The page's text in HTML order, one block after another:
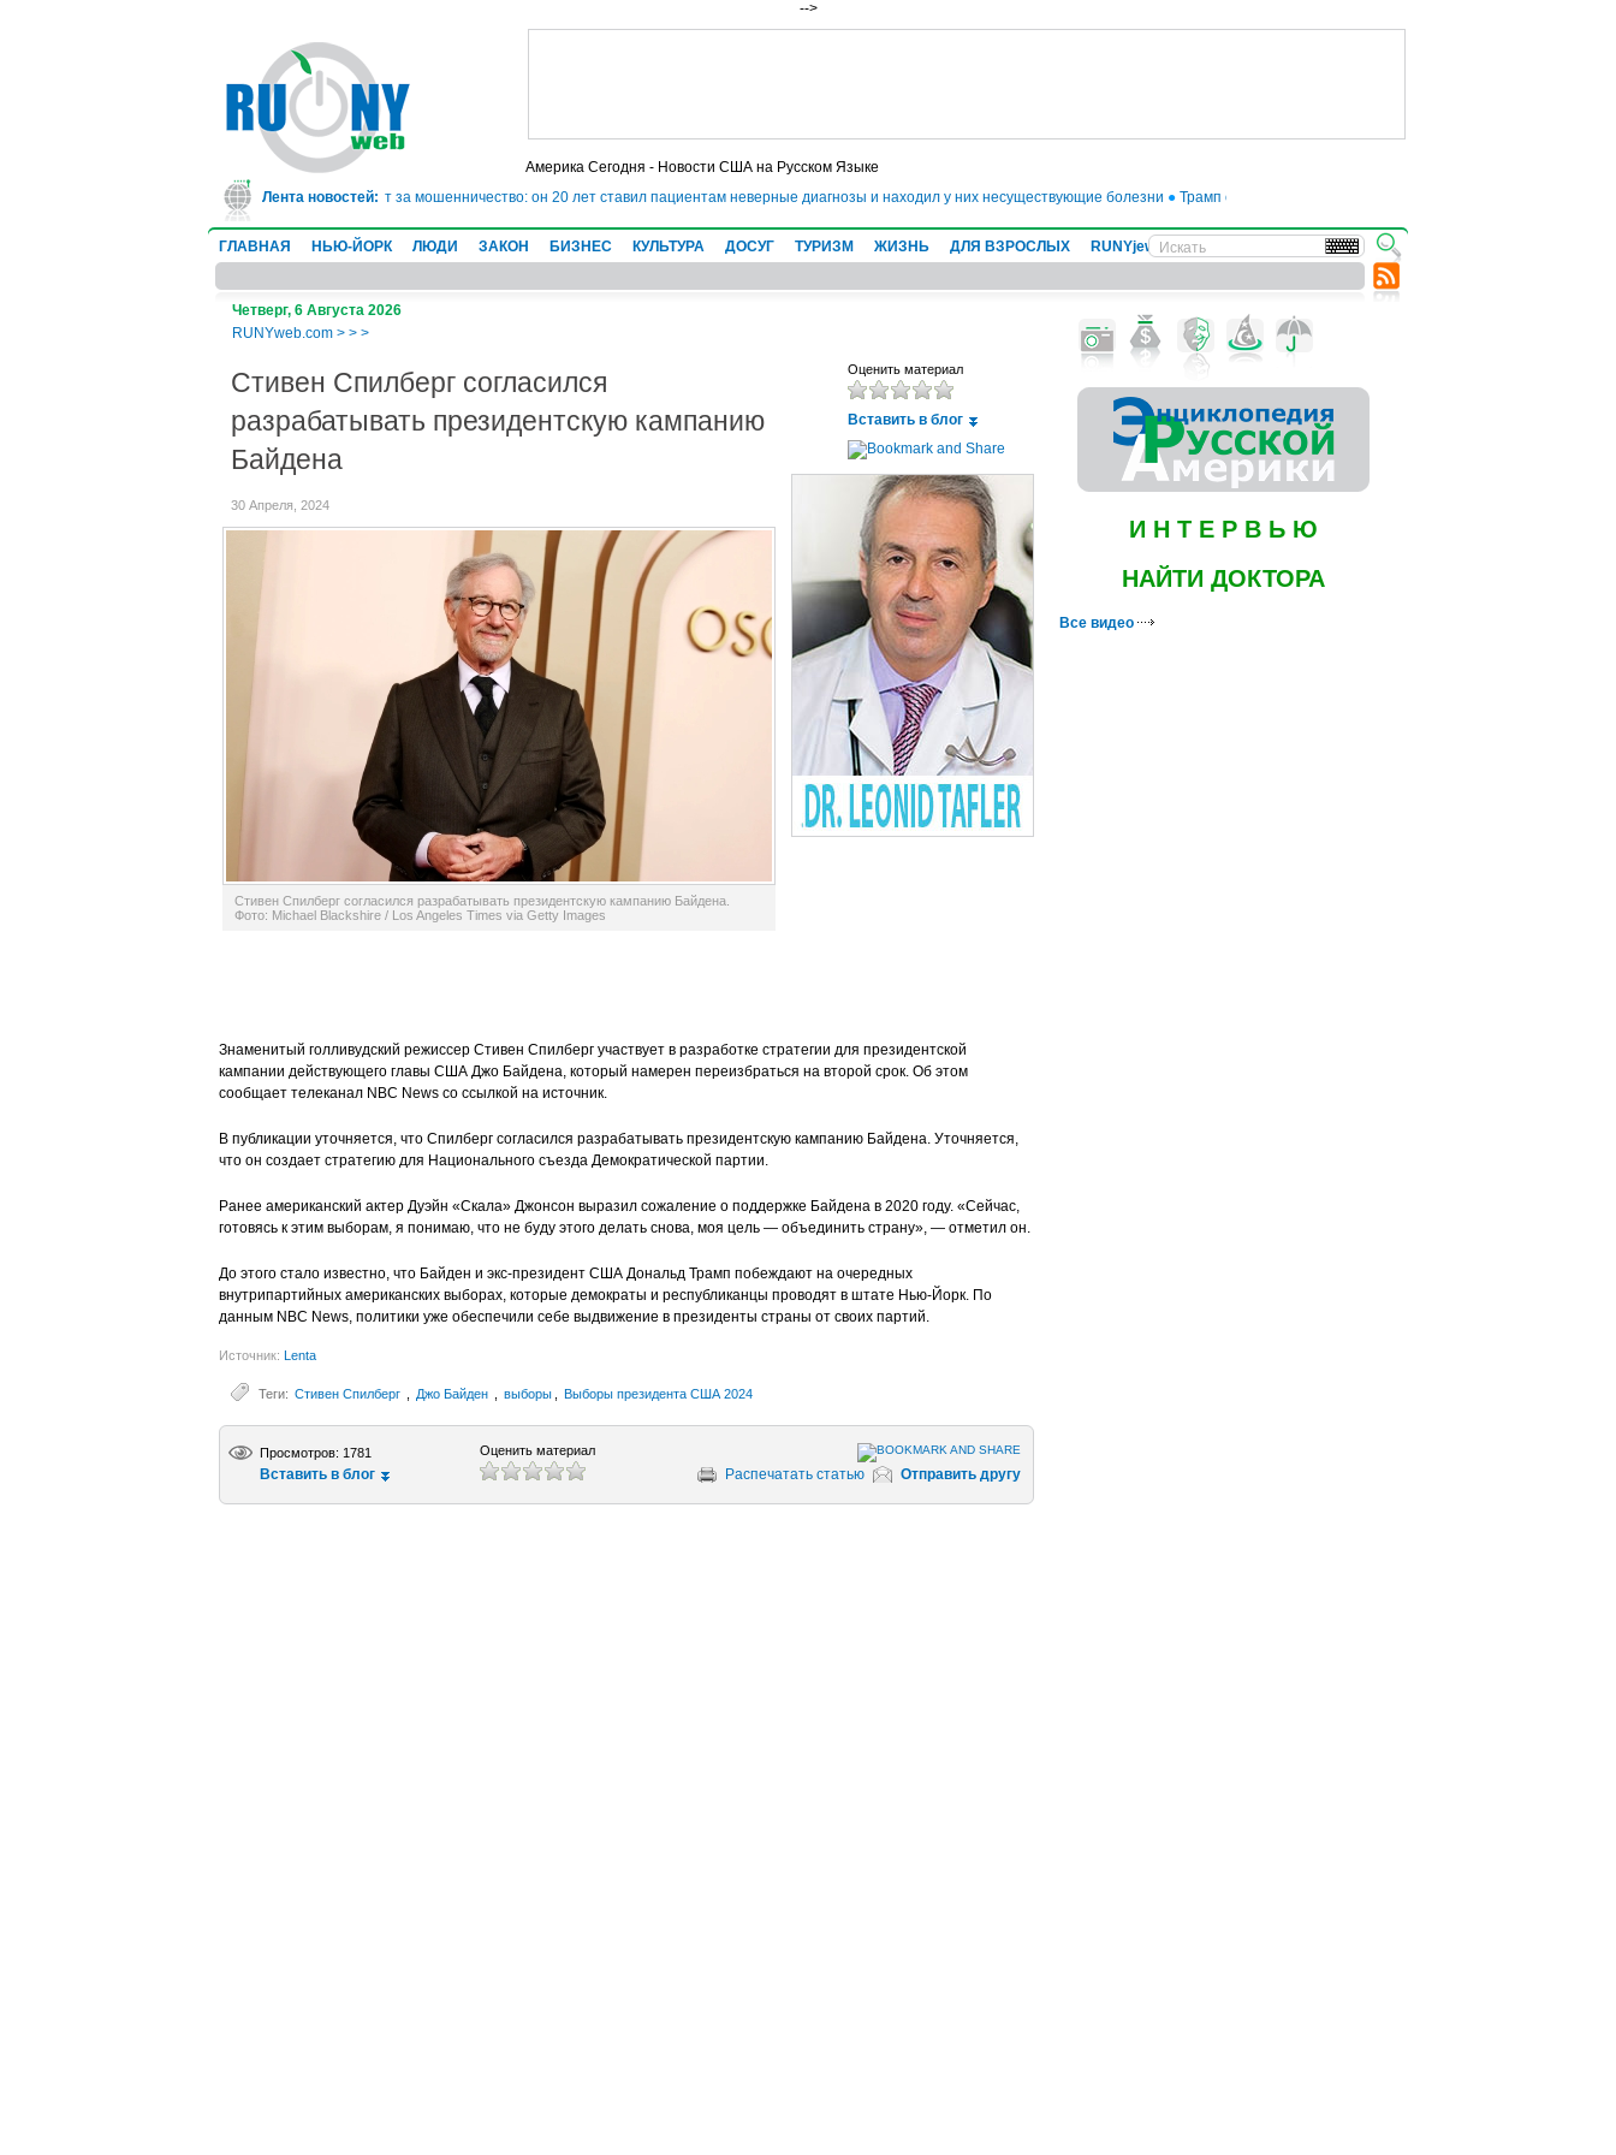
-->
Америка Сегодня - Новости США на Русском Языке
Лента новостей:
В Техасе врач-ревматолог сядет в тюрьму на 10 лет за мошенничество: он 20 лет ставил пациентам неверные диагнозы и находил у них несуществующие болезни● Трамп отложил введение 50-процентных пошлин на товары из
ГЛАВНАЯ НЬЮ-ЙОРК ЛЮДИ ЗАКОН БИЗНЕС КУЛЬТУРА ДОСУГ ТУРИЗМ ЖИЗНЬ ДЛЯ ВЗРОСЛЫХ RUNYjews ВЕСТИ ИЗ УКРАИНЫ
Четверг, 6 Августа 2026
RUNYweb.com > > >
Оценить материал
Вставить в блог
Стивен Спилберг согласился
разрабатывать президентскую кампанию
Байдена
30 Апреля, 2024
Стивен Спилберг согласился разрабатывать президентскую кампанию Байдена.
Фото: Michael Blackshire / Los Angeles Times via Getty Images
Знаменитый голливудский режиссер Стивен Спилберг участвует в разработке стратегии для президентской
кампании действующего главы США Джо Байдена, который намерен переизбраться на второй срок. Об этом
сообщает телеканал NBC News со ссылкой на источник.
В публикации уточняется, что Спилберг согласился разрабатывать президентскую кампанию Байдена. Уточняется,
что он создает стратегию для Национального съезда Демократической партии.
Ранее американский актер Дуэйн «Скала» Джонсон выразил сожаление о поддержке Байдена в 2020 году. «Сейчас,
готовясь к этим выборам, я понимаю, что не буду этого делать снова, моя цель — объединить страну», ― отметил он.
До этого стало известно, что Байден и экс-президент США Дональд Трамп побеждают на очередных
внутрипартийных американских выборах, которые демократы и республиканцы проводят в штате Нью-Йорк. По
данным NBC News, политики уже обеспечили себе выдвижение в президенты страны от своих партий.
Источник: Lenta
Теги: Стивен Спилберг Джо Байден выборы Выборы президента США 2024
Просмотров: 1781
Вставить в блог
Оценить материал
Распечатать статью Отправить другу
И Н Т Е Р В Ь Ю
НАЙТИ ДОКТОРА
Все видео